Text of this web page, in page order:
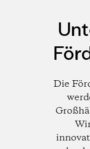
Die